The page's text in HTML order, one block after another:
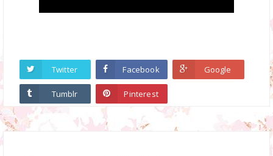
Twitter Facebook Google
Tumblr Pinterest